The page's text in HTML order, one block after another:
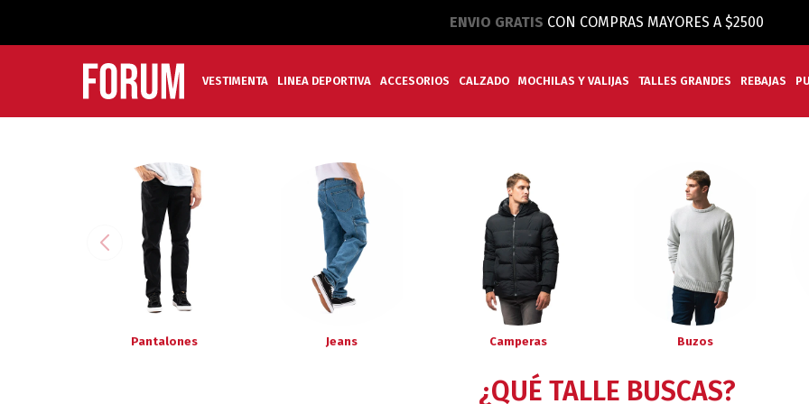
ENVIO GRATIS CON COMPRAS MAYORES A $2500
VESTIMENTA LINEA DEPORTIVA ACCESORIOS CALZADO MOCHILAS Y VALIJAS TALLES GRANDES REBAJAS
Pantalones Jeans Camperas Buzos
¿QUÉ TALLE BUSCAS?